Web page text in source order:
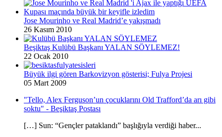
Jose Mourinho ve Real Madrid’e yakışmadı
26 Kasım 2010
Beşiktaş Kulübü Başkanı YALAN SÖYLEMEZ!
22 Ocak 2010
Büyük ilgi gören Barkovizyon gösterisi; Fulya Projesi
05 Mart 2009
"Tello, Alex Ferguson’un çocuklarını Old Trafford’da arı gibi
soktu" - Beşiktaş Postası
[…] Sun: “Gençler pataklandı” başlığıyla verdiği haber...